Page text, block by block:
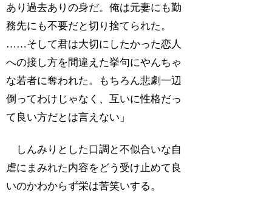
あり過去ありの身だ。俺は元妻にも勤
務先にも不要だと切り捨てられた。
……そして君は大切にしたかった恋人
への接し方を間違えた挙句にやんちゃ
な若者に奪われた。もちろん悲劇一辺
倒ってわけじゃなく、互いに性格だっ
て良い方だとは言えない」
しんみりとした口調と不似合いな自
虐にまみれた内容をどう受け止めて良
いのかわからず栄は苦笑いする。